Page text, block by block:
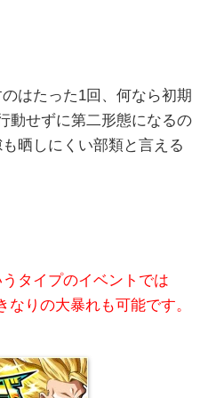
はたった1回、何なら初期
動せずに第二形態になるの
晒しにくい部類と言える
タイプのイベントでは
りの大暴れも可能です。